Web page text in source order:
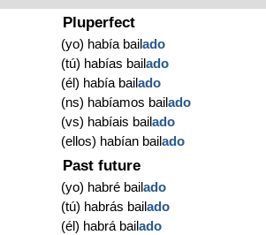
Pluperfect
(yo) había bailado
(tú) habías bailado
(él) había bailado
(ns) habíamos bailado
(vs) habíais bailado
(ellos) habían bailado
Past future
(yo) habré bailado
(tú) habrás bailado
(él) habrá bailado